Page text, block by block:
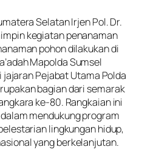
Selatan Irjen Pol. Dr.
kegiatan penanaman
pohon dilakukan di
Mapolda Sumsel
jajaran Pejabat Utama Polda
bagian dari semarak
ke-80. Rangkaian ini
mendukung program
lingkungan hidup,
yang berkelanjutan.